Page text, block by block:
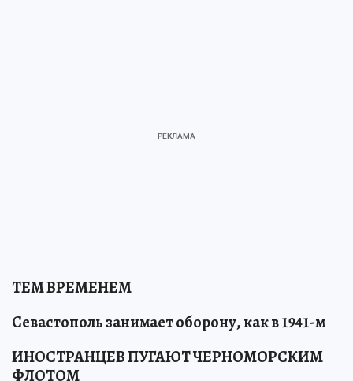
ТЕМ ВРЕМЕНЕМ
Севастополь занимает оборону, как в 1941-м
ИНОСТРАНЦЕВ ПУГАЮТ ЧЕРНОМОРСКИМ
ФЛОТОМ